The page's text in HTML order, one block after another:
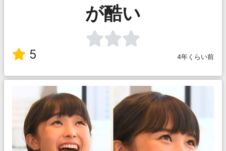
が酷い
5 4年くらい前